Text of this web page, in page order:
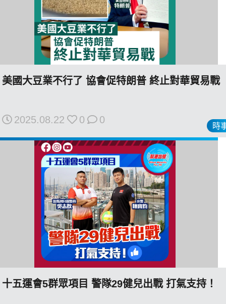
登記支持
明
©
時
美國大豆業不行了 協會促特朗普 終止對華貿易戰
2025.08.22 0 0
十五運會5群眾項目 警隊29健兒出戰 打氣支持！